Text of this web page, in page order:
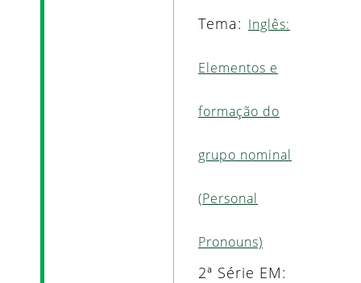
Tema: Inglês:
Elementos e
formação do
grupo nominal
(Personal
Pronouns)
2ª Série EM: